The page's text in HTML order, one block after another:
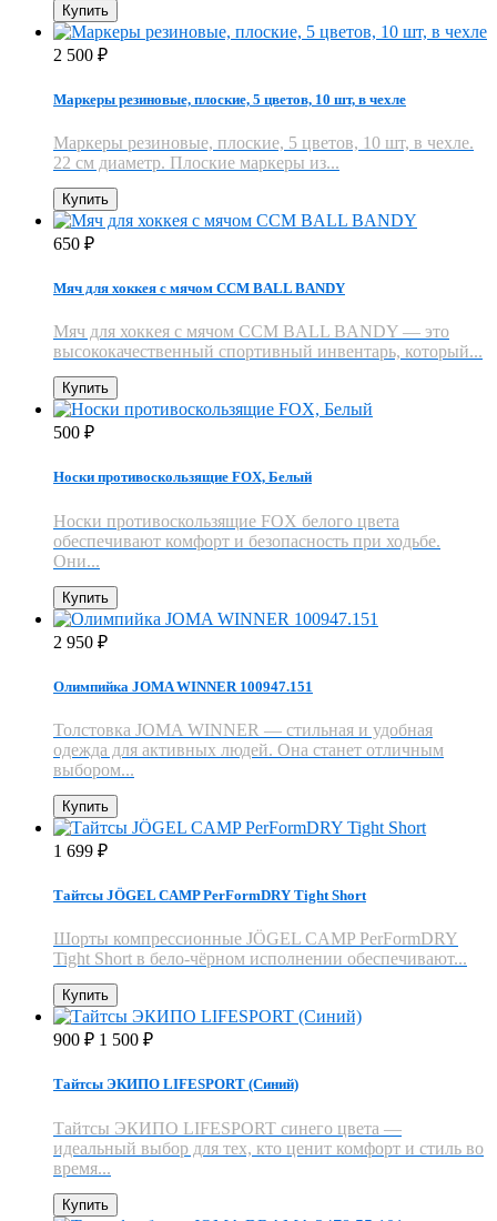
Купить
2 500 ₽
Маркеры резиновые, плоские, 5 цветов, 10 шт, в чехле
Маркеры резиновые, плоские, 5 цветов, 10 шт, в чехле.
22 см диаметр. Плоские маркеры из...
Купить
650 ₽
Мяч для хоккея с мячом CCM BALL BANDY
Мяч для хоккея с мячом CCM BALL BANDY — это
высококачественный спортивный инвентарь, который...
Купить
500 ₽
Носки противоскользящие FOX​, Белый
Носки противоскользящие FOX белого цвета
обеспечивают комфорт и безопасность при ходьбе.
Они...
Купить
2 950 ₽
Олимпийка JOMA WINNER 100947.151
Толстовка JOMA WINNER — стильная и удобная
одежда для активных людей. Она станет отличным
выбором...
Купить
1 699 ₽
Тайтсы JÖGEL CAMP PerFormDRY Tight Short
Шорты компрессионные JÖGEL CAMP PerFormDRY
Tight Short в бело-чёрном исполнении обеспечивают...
Купить
900 ₽ 1 500 ₽
Тайтсы ЭКИПО LIFESPORT (Синий)
Тайтсы ЭКИПО LIFESPORT синего цвета —
идеальный выбор для тех, кто ценит комфорт и стиль во
время...
Купить